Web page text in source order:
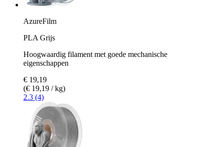
AzureFilm
PLA Grijs
Hoogwaardig filament met goede mechanische
eigenschappen
€ 19,19
(€ 19,19 / kg)
2.3 (4)